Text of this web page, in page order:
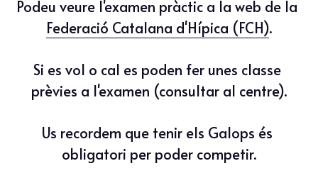
Federació Catalana d'Hípica (FCH).
Si es vol o cal es poden fer unes classe
prèvies a l'examen (consultar al centre).
Us recordem que tenir els Galops és
obligatori per poder competir.